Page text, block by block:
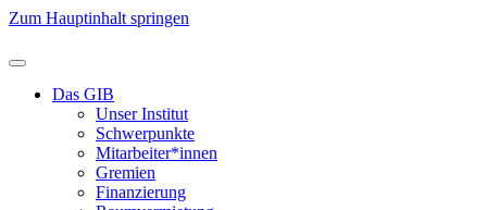
Zum Hauptinhalt springen
Das GIB
Unser Institut
Schwerpunkte
Mitarbeiter*innen
Gremien
Finanzierung